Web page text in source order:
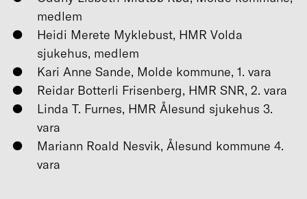
medlem
Heidi Merete Myklebust, HMR Volda
sjukehus, medlem
Kari Anne Sande, Molde kommune, 1. vara
Reidar Botterli Frisenberg, HMR SNR, 2. vara
Linda T. Furnes, HMR Ålesund sjukehus 3.
vara
Mariann Roald Nesvik, Ålesund kommune 4.
vara